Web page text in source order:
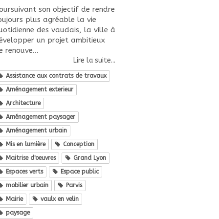
son objectif de rendre
plus agréable la vie
des vaudais, la ville à
un projet ambitieux
renouve...
Lire la suite...
Assistance aux contrats de travaux
Aménagement exterieur
Architecture
Aménagement paysager
Aménagement urbain
Mis en lumière
Conception
Maitrise d'oeuvres
Grand Lyon
Espaces verts
Espace public
mobilier urbain
Parvis
Mairie
vaulx en velin
paysage